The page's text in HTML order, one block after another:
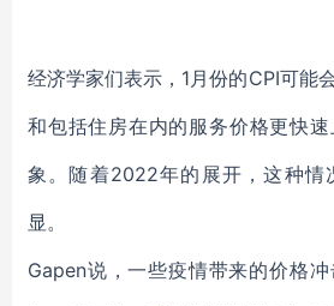
经济学家们表示， 1月份的CPI可能
和包括住房在内的服务价格更快
象。随着2022年的展开，这种情
显。
Gapen说，一些疫情带来的价格冲